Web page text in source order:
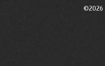
©2026